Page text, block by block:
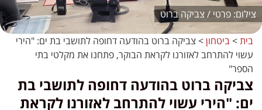
פרטי / צביקה ברוט
בית>ביטחון> צביקה ברוט בהודעה דחופה לתושבי בת ים: "הירי
עשוי להתרחב לאזורנו לקראת הבוקר, פתחנו את מקלטי בתי
הספר"
צביקה ברוט בהודעה דחופה לתושבי בת
ים: "הירי עשוי להתרחב לאזורנו לקראת